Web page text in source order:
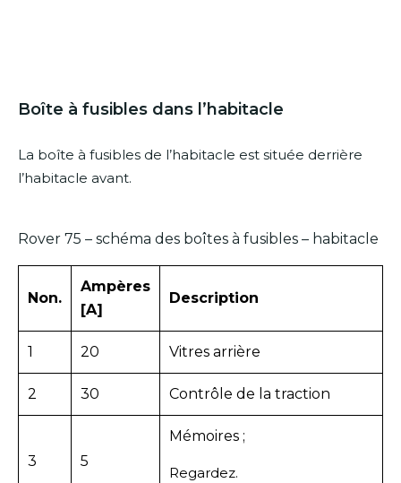
Boîte à fusibles dans l’habitacle
La boîte à fusibles de l’habitacle est située derrière
l’habitacle avant.
Rover 75 – schéma des boîtes à fusibles – habitacle
Non.
Ampères
[A]
Description
1 20 Vitres arrière
2 30 Contrôle de la traction
3 5
Mémoires ;
Regardez.